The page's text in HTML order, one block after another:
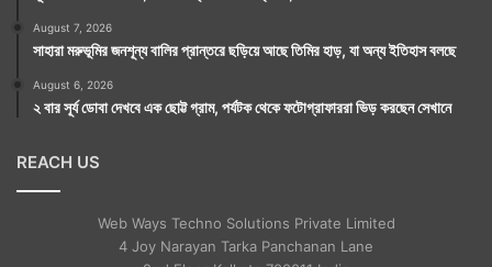
August 7, 2026
সাহারা মরুভূমির জনশূন্য বালির প্রান্তরে ছড়িয়ে আছে তিমির হাড়, যা অন্য ইতিহাস বলছে
August 6, 2026
২ বার সূর্য ডোবা দেখবে এক ছোট্ট গ্রাম, পর্যটক থেকে ফটোগ্রাফাররা ভিড় করছেন সেখানে
REACH US
Web Ways Techno Solutions Private Limited
4 Joy Narayan Tarka Panchanan Lane